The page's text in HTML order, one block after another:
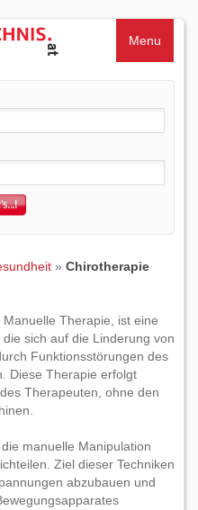
Menu
» Chirotherapie
Therapie, ist eine
sich auf die Linderung von
Funktionsstörungen des
Diese Therapie erfolgt
Therapeuten, ohne den
manuelle Manipulation
Ziel dieser Techniken
abzubauen und